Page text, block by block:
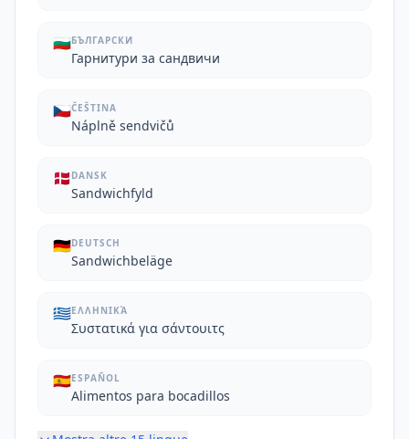
🇧🇬БЪЛГАРСКИ
Гарнитури за сандвичи
🇨🇿ČEŠTINA
Náplně sendvičů
🇩🇰 DANSK
Sandwichfyld
🇩🇪DEUTSCH
Sandwichbeläge
🇬🇷ΕΛΛΗΝΙΚΆ
Συστατικά για σάντουιτς
🇪🇸ESPAÑOL
Alimentos para bocadillos